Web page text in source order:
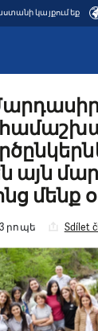
կայքում եք
այն
մենք
3 րոպե Sdílet